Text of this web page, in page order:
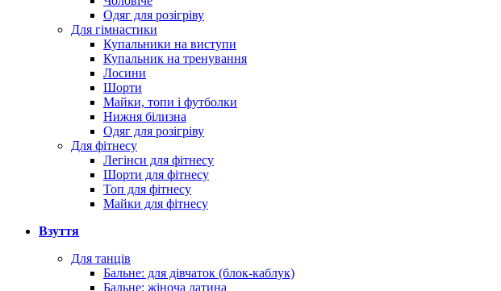
Одяг для розігріву
Для гімнастики
Купальники на виступи
Купальник на тренування
Лосини
Шорти
Майки, топи і футболки
Нижня білизна
Одяг для розігріву
Для фітнесу
Легінси для фітнесу
Шорти для фітнесу
Топ для фітнесу
Майки для фітнесу
Взуття
Для танців
Бальне: для дівчаток (блок-каблук)
Бальне: жіноча латина